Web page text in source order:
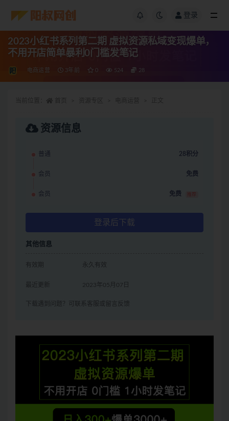
登录
2023小红书系列第二期 虚拟资源私域变现爆单，
不用开店简单暴利0门槛发笔记
电商运营 3年前 0 524 28
资源信息
普通 28积分
会员 免费
会员 免费 推荐
登录后下载
其他信息
有效期 永久有效
最近更新 2023年05月07日
下载遇到问题？可联系客服或留言反馈